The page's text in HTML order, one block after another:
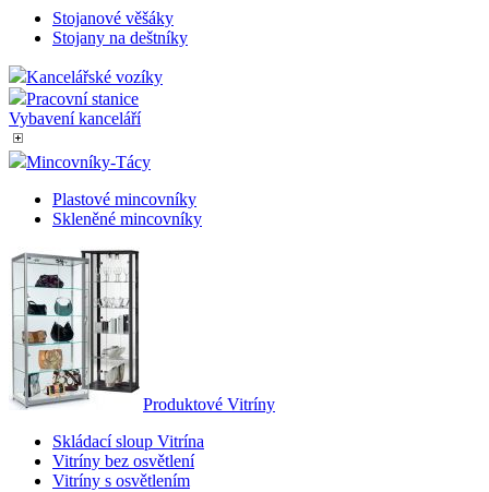
Stojanové věšáky
Stojany na deštníky
Kancelářské vozíky
Pracovní stanice
Vybavení kanceláří
Mincovníky-Tácy
Plastové mincovníky
Skleněné mincovníky
Produktové Vitríny
Skládací sloup Vitrína
Vitríny bez osvětlení
Vitríny s osvětlením